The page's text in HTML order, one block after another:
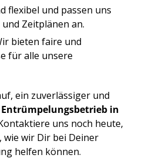
flexibel und passen uns
Zeitplänen an.
bieten faire und
für alle unsere
ein zuverlässiger und
Entrümpelungsbetrieb in
uns noch heute,
wie wir Dir bei Deiner
helfen können.